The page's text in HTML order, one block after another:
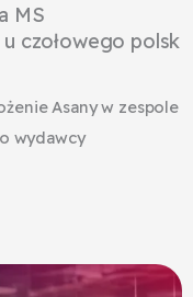
MS
czołowego polsk
Asany w zespole
wydawcy